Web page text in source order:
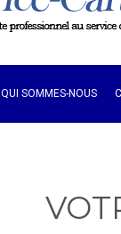
QUI SOMMES-NOUS